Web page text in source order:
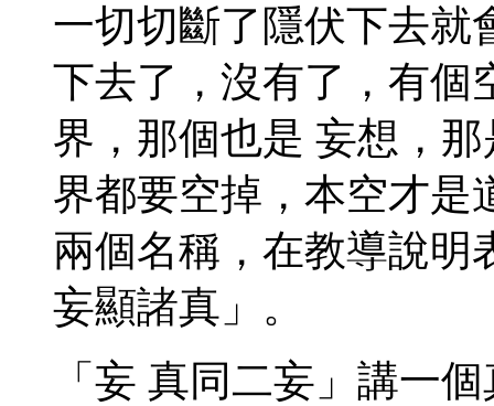
一切切斷了隱伏下去就
下去了，沒有了，有個
界，那個也是 妄想，
界都要空掉，本空才是
兩個名稱，在教導說明
妄顯諸真」。
「妄 真同二妄」講一